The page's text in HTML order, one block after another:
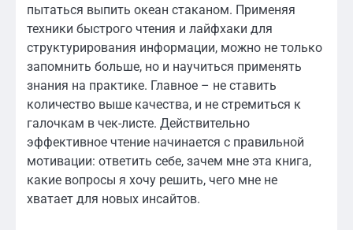
пытаться выпить океан стаканом. Применяя
техники быстрого чтения и лайфхаки для
структурирования информации, можно не только
запомнить больше, но и научиться применять
знания на практике. Главное – не ставить
количество выше качества, и не стремиться к
галочкам в чек-листе. Действительно
эффективное чтение начинается с правильной
мотивации: ответить себе, зачем мне эта книга,
какие вопросы я хочу решить, чего мне не
хватает для новых инсайтов.